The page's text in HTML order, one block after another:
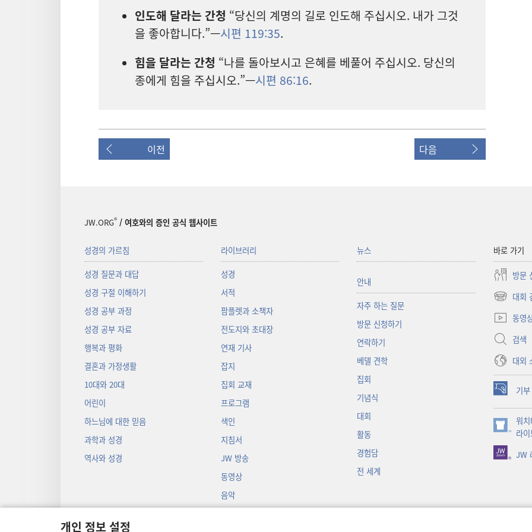
개인 정보 설정
인도해 달라는 간청 “당신의 계명의 길로 인도해 주십시오. 내가 그것
을 좋아합니다.”—시편 119:35.
힘을 달라는 간청 “나를 돌아보시고 은혜를 베풀어 주십시오. 당신의
종에게 힘을 주십시오.”—시편 86:16.
이전 다음
JW.ORG® / 여호와의 증인 공식 웹사이트
성경의 가르침
성경 질문과 대답
성경 구절 이해하기
성경 공부 과정
성경 공부 자료
행복과 평화
결혼과 가정생활
10대와 20대
어린이
하느님에 대한 믿음
과학과 성경
역사와 성경
라이브러리
성경
서적
팜플렛과 소책자
전도지와 초대장
연재 기사
잡지
집회 교재
프로그램
색인
지침서
JW 방송
동영상
음악
뉴스
안내
자주 하는 질문
방문 신청하기
연락하기
베델 견학
집회
기념식
대회
활동
경험담
전 세계
바로 가기
방문
대회
(새로운
창
동영
검색
대외
기부
(새로운
창
열기)
워
라
(새로운
창
열기) JW